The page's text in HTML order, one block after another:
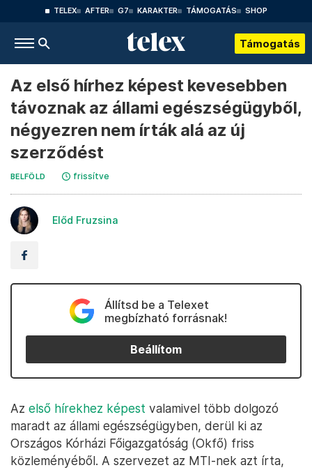
TELEX AFTER G7 KARAKTER TÁMOGATÁS SHOP
Támogatás
Az első hírhez képest kevesebben
távoznak az állami egészségügyből,
négyezren nem írták alá az új
szerződést
BELFÖLD frissítve
Előd Fruzsina
Állítsd be a Telexet
megbízható forrásnak!
Beállítom
Az első hírekhez képest valamivel több dolgozó
maradt az állami egészségügyben, derül ki az
Országos Kórházi Főigazgatóság (Okfő) friss
közleményéből. A szervezet az MTI-nek azt írta,